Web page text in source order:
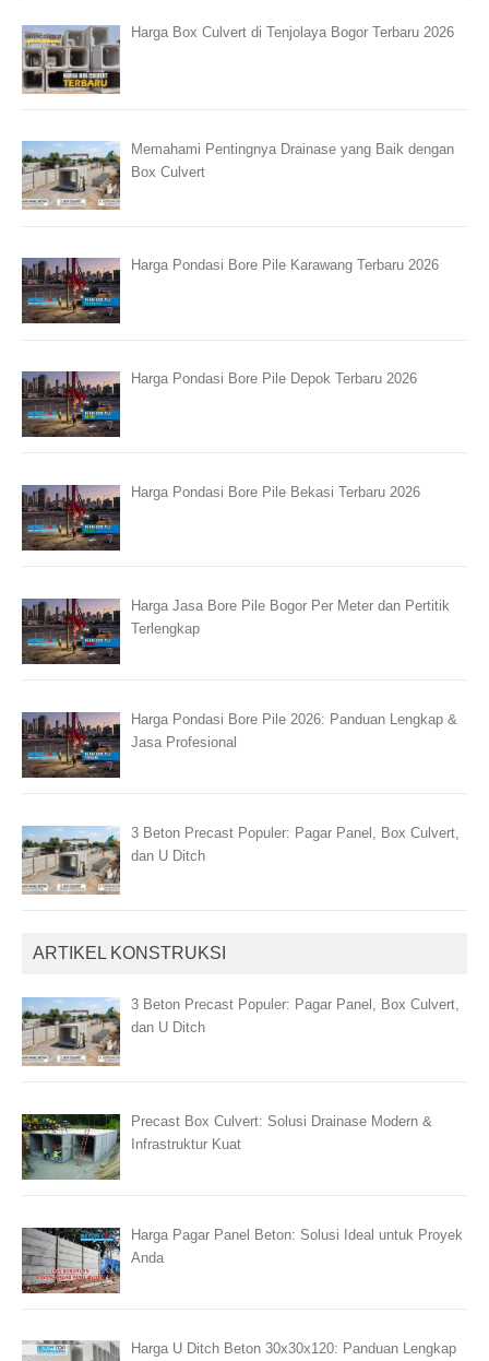
Harga Box Culvert di Tenjolaya Bogor Terbaru 2026
Memahami Pentingnya Drainase yang Baik dengan
Box Culvert
Harga Pondasi Bore Pile Karawang Terbaru 2026
Harga Pondasi Bore Pile Depok Terbaru 2026
Harga Pondasi Bore Pile Bekasi Terbaru 2026
Harga Jasa Bore Pile Bogor Per Meter dan Pertitik
Terlengkap
Harga Pondasi Bore Pile 2026: Panduan Lengkap &
Jasa Profesional
3 Beton Precast Populer: Pagar Panel, Box Culvert,
dan U Ditch
ARTIKEL KONSTRUKSI
3 Beton Precast Populer: Pagar Panel, Box Culvert,
dan U Ditch
Precast Box Culvert: Solusi Drainase Modern &
Infrastruktur Kuat
Harga Pagar Panel Beton: Solusi Ideal untuk Proyek
Anda
Harga U Ditch Beton 30x30x120: Panduan Lengkap